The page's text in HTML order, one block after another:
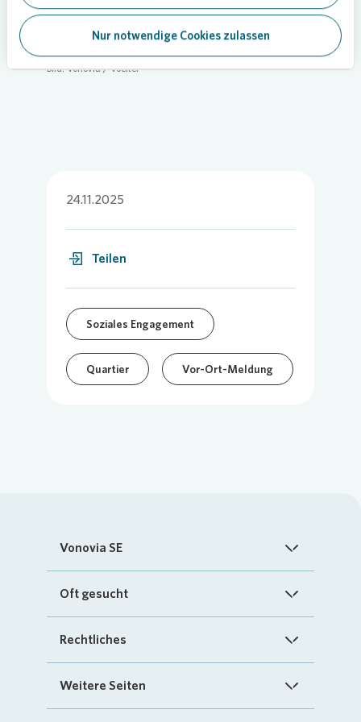
Nur notwendige Cookies zulassen
um Gemeinschaft zu fördern und Kultur direkt vor
Ort erlebbar zu machen.
Bild:Vonovia/ Voelter
24.11.2025
Teilen
Soziales Engagement
Quartier Vor-Ort-Meldung
Vonovia SE
Startseite
Investoren
Oft gesucht
FAQ
„Mein Vonovia“ App
Rechtliches
Impressum
Weitere Seiten